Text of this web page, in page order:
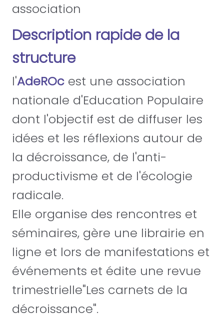
association
Description rapide de la
structure
l'AdeROc est une association
nationale d'Education Populaire
dont l'objectif est de diffuser les
idées et les réflexions autour de
la décroissance, de l'anti-
productivisme et de l'écologie
radicale.
Elle organise des rencontres et
séminaires, gère une librairie en
ligne et lors de manifestations et
événements et édite une revue
trimestrielle"Les carnets de la
décroissance".